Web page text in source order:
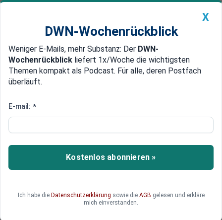
Newsticker MEIN DWN: Geldanlage Premium
Edelmetalle DWN-Magazin China
Big Brother vas gleda
Ende der Privatheit: Drohnen
sollen Bürger aus der Luft
überwachen
In einem kühnen Vorhaben beabsichtigt ein
dauerhaft am Himmel über Europa zu
installieren. Ein einzelnes ballonähnliches
X
DWN-Wochenrückblick
Weniger E-Mails, mehr Substanz: Der DWN-
Wochenrückblick liefert 1x/Woche die wichtigsten
Themen kompakt als Podcast. Für alle, deren Postfach
überläuft.
E-mail: *
Kostenlos abonnieren »
Ich habe die Datenschutzerklärung sowie die AGB gelesen und erkläre
mich einverstanden.